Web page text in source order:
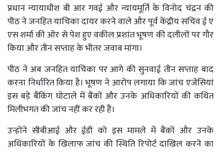
प्रधान न्यायाधीश बी आर गवई और न्यायमूर्ति के विनोद चंद्रन की
पीठ ने जनहित याचिका दायर करने वाले और पूर्व केंद्रीय सचिव ई ए
एस शर्मा की ओर से पेश हुए वकील प्रशांत भूषण की दलीलों पर गौर
किया और तीन सप्ताह के भीतर जवाब मांगा।
पीठ ने अब जनहित याचिका पर आगे की सुनवाई तीन सप्ताह बाद
करना निर्धारित किया है। भूषण ने आरोप लगाया कि जांच एजेंसियां
इस बड़े बैंकिंग घोटाले में बैंकों और उनके अधिकारियों की कथित
मिलीभगत की जांच नहीं कर रही हैं।
उन्होंने सीबीआई और ईडी को इस मामले में बैंकों और उनके
अधिकारियों के खिलाफ जांच की स्थिति रिपोर्ट दाखिल करने का